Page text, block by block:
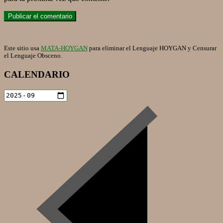
Este sitio usa MATA-HOYGAN para eliminar el Lenguaje HOYGAN y Censurar
el Lenguaje Obsceno.
CALENDARIO